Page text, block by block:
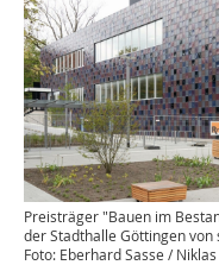
Preisträger "Bauen im
der Stadthalle Göttingen von
Foto: Eberhard Sasse /